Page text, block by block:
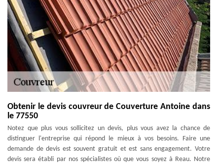
Obtenir le devis couvreur de Couverture Antoine dans
le 77550
Notez que plus vous sollicitez un devis, plus vous avez la chance de
distinguer l'entreprise qui répond le mieux à vos besoins. Faire une
demande de devis est souvent gratuit et est sans engagement. Votre
devis sera établi par nos spécialistes où que vous soyez à Reau. Notre